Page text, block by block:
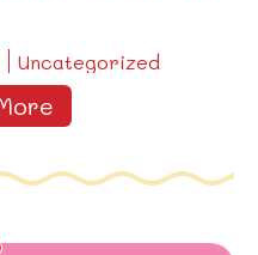
Uncategorized